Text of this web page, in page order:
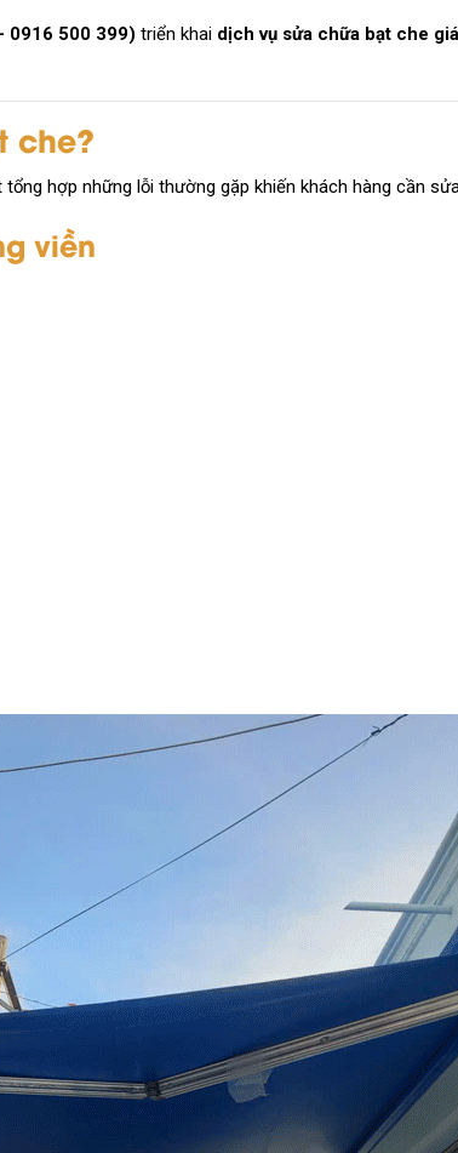
0916 500 399) triển khai dịch vụ sửa chữa bạt che
che?
hợp những lỗi thường gặp khiến khách hàng cần
viền